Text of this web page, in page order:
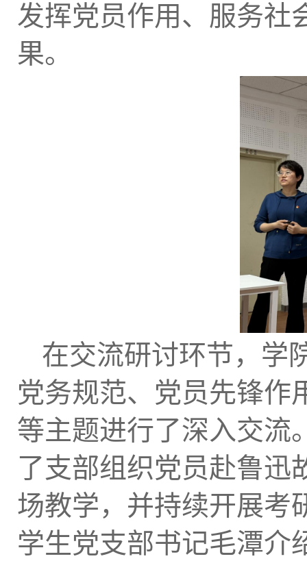
发挥党员作用、服务社
果。
在交流研讨环节，学
党务规范、党员先锋作
等主题进行了深入交流
了支部组织党员赴鲁迅
场教学，并持续开展考
学生党支部书记毛潭介